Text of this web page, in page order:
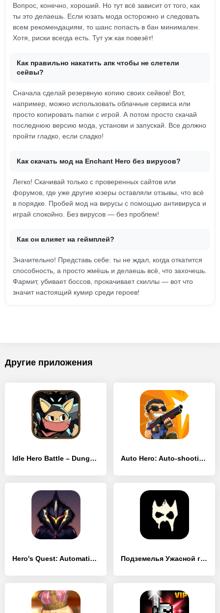
Вопрос, конечно, хороший. Но тут всё зависит от того, как
ты это делаешь. Если юзать мода осторожно и следовать
всем рекомендациям, то шанс попасть в бан минимален.
Хотя, риски всегда есть. Тут уж как повезёт!
Как правильно накатить апк чтобы не слетели
сейвы?
Сначала сделай резервную копию своих сейвов! Вот,
например, можно использовать облачные сервиса или
просто копировать папки с игрой. А потом просто скачай
последнюю версию мода, установи и запускай. Все должно
пройти гладко, если сладко!
Как скачать мод на Enchant Hero без вирусов?
Легко! Скачивай только с проверенных сайтов или
форумов, где уже другие юзеры оставляли отзывы, что всё
в порядке. Пробей мод на вирусы с помощью антивируса и
играй спокойно. Без вирусов — без проблем!
Как он влияет на геймплей?
Значительно! Представь себе: ты не ждал, когда откатится
способность, а просто жмёшь и делаешь всё, что захочешь.
Фармит, убивает боссов, прокачивает скиллы — вот что
значит настоящий кумир среди героев!
Другие приложения
Idle Hero Battle – Dungeon Master Auto Hero: Auto-shooting game
Hero's Quest: Automatic RPG Подземелья Ужасной горы